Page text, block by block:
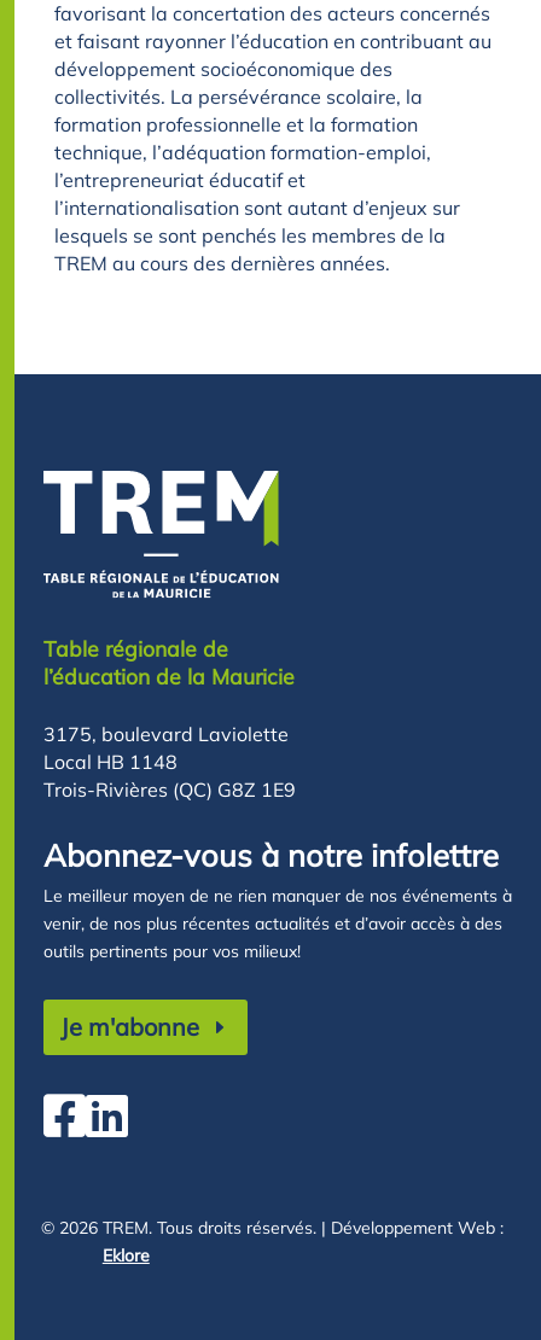
favorisant la concertation des acteurs concernés
et faisant rayonner l’éducation en contribuant au
développement socioéconomique des
collectivités. La persévérance scolaire, la
formation professionnelle et la formation
technique, l’adéquation formation-emploi,
l’entrepreneuriat éducatif et
l’internationalisation sont autant d’enjeux sur
lesquels se sont penchés les membres de la
TREM au cours des dernières années.
Table régionale de
l’éducation de la Mauricie
3175, boulevard Laviolette
Local HB 1148
Trois-Rivières (QC) G8Z 1E9
Abonnez-vous à notre infolettre
Le meilleur moyen de ne rien manquer de nos événements à
venir, de nos plus récentes actualités et d’avoir accès à des
outils pertinents pour vos milieux!
Je m'abonne
 
© 2026 TREM. Tous droits réservés. | Développement Web :
Eklore